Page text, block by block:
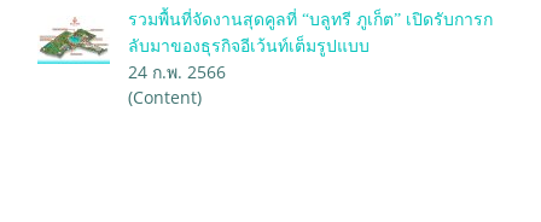
รวมพื้นที่จัดงานสุดคูลที่ “บลูทรี ภูเก็ต” เปิดรับการก
ลับมาของธุรกิจอีเว้นท์เต็มรูปแบบ
24 ก.พ. 2566
(Content)